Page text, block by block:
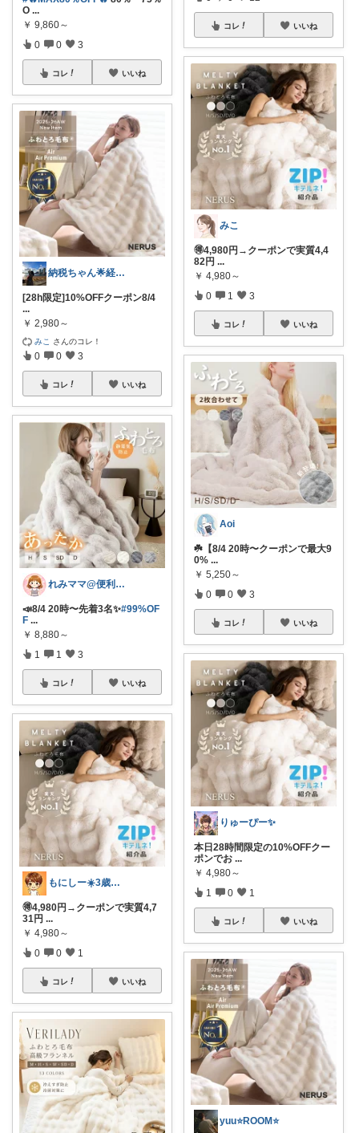
O ...
￥ 9,860～
0 0 3
コレ いいね
納税ちゃん🌟経由購入★
[28h限定]10%OFFクーポン8/4
...
￥ 2,980～
みこ さんのコレ！
0 0 3
コレ いいね
れみママ@便利雑貨¸¸kids
📣8/4 20時〜先着3名✨#99%OF
F ...
￥ 8,880～
1 1 3
コレ いいね
もにしー☀️3歳娘と0歳息子のパパ🧡
🉐4,980円→クーポンで実質4,7
31円 ...
￥ 4,980～
0 0 1
コレ いいね
コレ いいね
みこ
🉐4,980円→クーポンで実質4,4
82円 ...
￥ 4,980～
0 1 3
コレ いいね
Aoi
☘️【8/4 20時〜クーポンで最大9
0% ...
￥ 5,250～
0 0 3
コレ いいね
りゅーぴー✨
本日28時間限定の10%OFFクー
ポンでお ...
￥ 4,980～
1 0 1
コレ いいね
yuu⭐️ROOM⭐️